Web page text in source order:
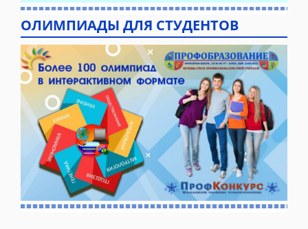
ОЛИМПИАДЫ ДЛЯ СТУДЕНТОВ